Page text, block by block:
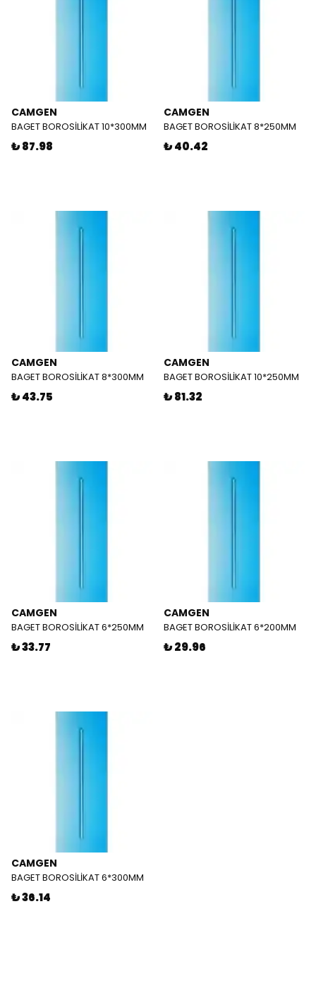
CAMGEN
BAGET BOROSİLİKAT 10*300MM
₺ 87.98
CAMGEN
BAGET BOROSİLİKAT 8*250MM
₺ 40.42
CAMGEN
BAGET BOROSİLİKAT 8*300MM
₺ 43.75
CAMGEN
BAGET BOROSİLİKAT 10*250MM
₺ 81.32
CAMGEN
BAGET BOROSİLİKAT 6*250MM
₺ 33.77
CAMGEN
BAGET BOROSİLİKAT 6*200MM
₺ 29.96
CAMGEN
BAGET BOROSİLİKAT 6*300MM
₺ 36.14